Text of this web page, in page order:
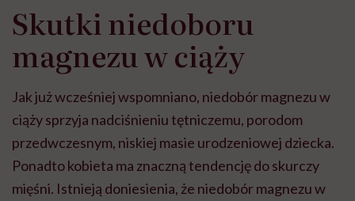
Skutki niedoboru
magnezu w ciąży
Jak już wcześniej wspomniano, niedobór magnezu w
ciąży sprzyja nadciśnieniu tętniczemu, porodom
przedwczesnym, niskiej masie urodzeniowej dziecka.
Ponadto kobieta ma znaczną tendencję do skurczy
mięśni. Istnieją doniesienia, że niedobór magnezu w